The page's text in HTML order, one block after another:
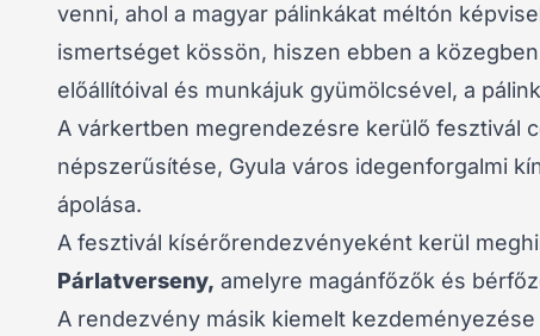
venni, ahol a magyar pálinkákat méltón
ismertséget kössön, hiszen ebben a
előállítóival és munkájuk gyümölcsével, a
A várkertben megrendezésre kerülő fesztivál
népszerűsítése, Gyula város idegenforgalmi
ápolása.
A fesztivál kísérőrendezvényeként kerül
Párlatverseny, amelyre magánfőzők és
A rendezvény másik kiemelt kezdeményezése